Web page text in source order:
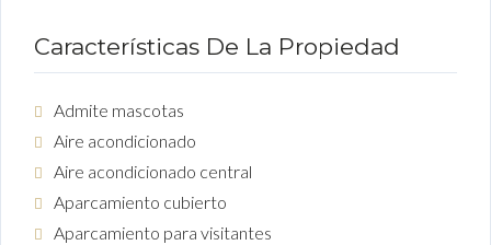
Características De La Propiedad
Admite mascotas
Aire acondicionado
Aire acondicionado central
Aparcamiento cubierto
Aparcamiento para visitantes